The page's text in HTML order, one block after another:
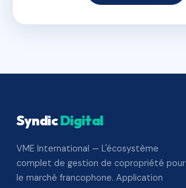
SyndicDigital
VME International — L'écosystème
complet de gestion de copropriété pour
le marché francophone. Application